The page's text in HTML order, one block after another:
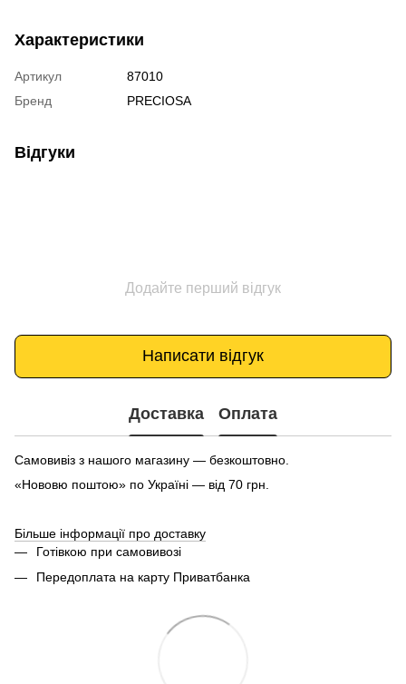
Характеристики
Артикул
87010
Бренд
PRECIOSA
Відгуки
Додайте перший відгук
Написати відгук
Доставка Оплата
Самовивіз з нашого магазину — безкоштовно.
«Нововю поштою» по Україні — від 70 грн.
Більше інформації про доставку
Готівкою при самовивозі
Передоплата на карту Приватбанка